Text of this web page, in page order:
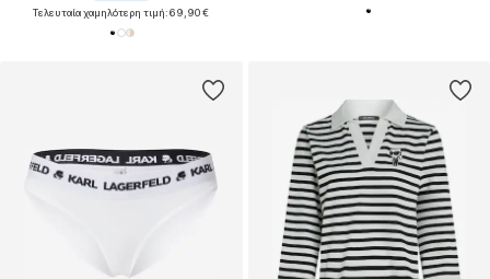
Τελευταία χαμηλότερη τιμή:69,90 €